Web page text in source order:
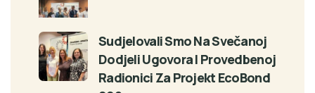
Sudjelovali Smo Na Svečanoj
Dodjeli Ugovora I Provedbenoj
Radionici Za Projekt EcoBond